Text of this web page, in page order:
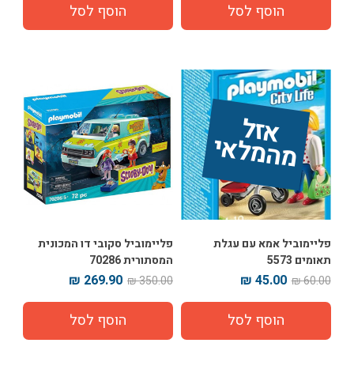
אז
ל
מ
ה
מ
ל
אי
פליימוביל אמא עם עגלת
תאומים 5573
60.00 ₪
45.00 ₪
פליימוביל סקובי דו המכונית
המסתורית 70286
350.00 ₪
269.90 ₪